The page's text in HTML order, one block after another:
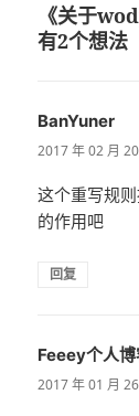
《关于
有2个想法
BanYuner
道
2017 年 02 月
这个重写规
的作用吧
回复
Feeey个人博
2017 年 01 月